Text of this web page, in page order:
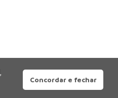
Concordar e fechar